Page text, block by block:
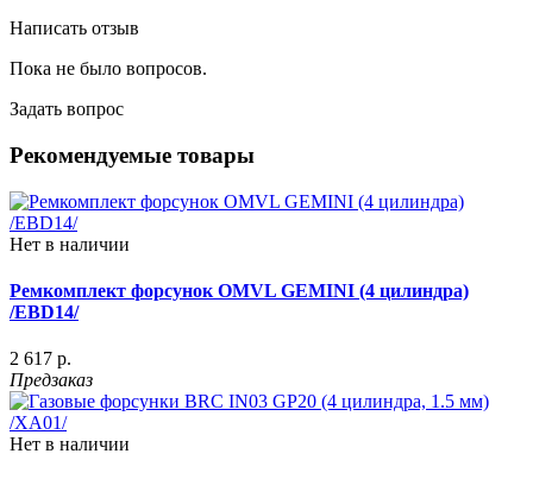
Написать отзыв
Пока не было вопросов.
Задать вопрос
Рекомендуемые товары
Нет в наличии
Ремкомплект форсунок OMVL GEMINI (4 цилиндра)
/EBD14/
2 617 р.
Предзаказ
Нет в наличии